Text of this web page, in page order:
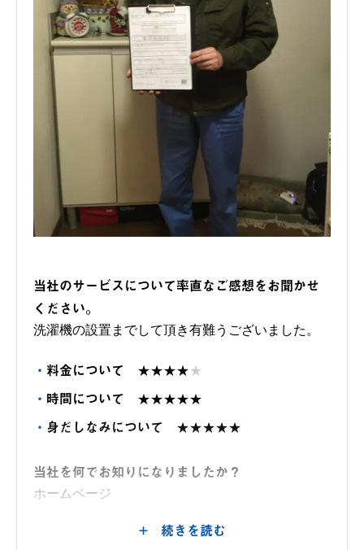
当社のサービスについて率直なご感想をお聞かせ
ください。
洗濯機の設置までして頂き有難うございました。
料金について ★★★★★
時間について ★★★★★
身だしなみについて ★★★★★
当社を何でお知りになりましたか？
ホームページ
当社を選んでいただいた理由の決めては何です
+ 続きを読む